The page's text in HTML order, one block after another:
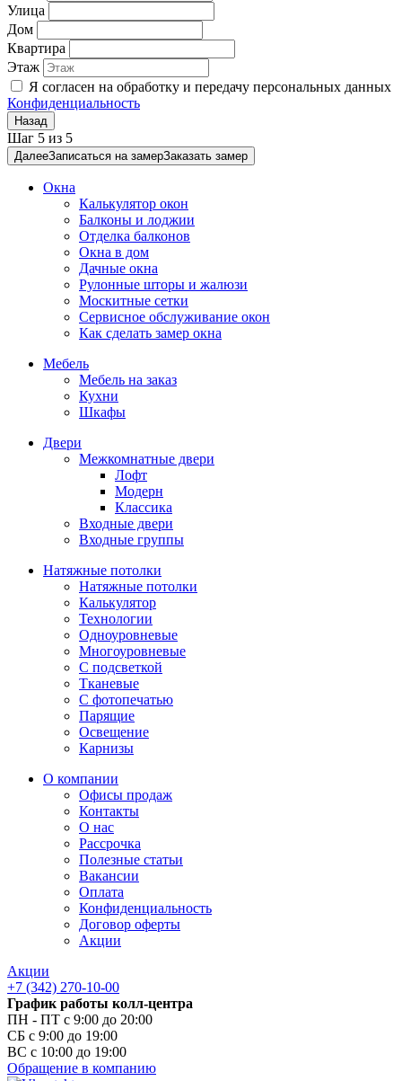
Улица
Дом
Квартира
Этаж
Я согласен на обработку и передачу персональных данных
Конфиденциальность
Назад
Шаг 5 из 5
ДалееЗаписаться на замерЗаказать замер
Окна
Калькулятор окон
Балконы и лоджии
Отделка балконов
Окна в дом
Дачные окна
Рулонные шторы и жалюзи
Москитные сетки
Сервисное обслуживание окон
Как сделать замер окна
Мебель
Мебель на заказ
Кухни
Шкафы
Двери
Межкомнатные двери
Лофт
Модерн
Классика
Входные двери
Входные группы
Натяжные потолки
Натяжные потолки
Калькулятор
Технологии
Одноуровневые
Многоуровневые
С подсветкой
Тканевые
С фотопечатью
Парящие
Освещение
Карнизы
О компании
Офисы продаж
Контакты
О нас
Рассрочка
Полезные статьи
Вакансии
Оплата
Конфиденциальность
Договор оферты
Акции
Акции
+7 (342) 270-10-00
График работы колл-центра
ПН - ПТ с 9:00 до 20:00
СБ с 9:00 до 19:00
ВС с 10:00 до 19:00
Обращение в компанию